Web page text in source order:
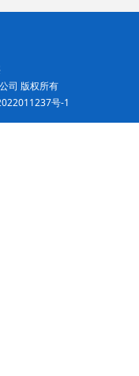
司 版权所有
号-1